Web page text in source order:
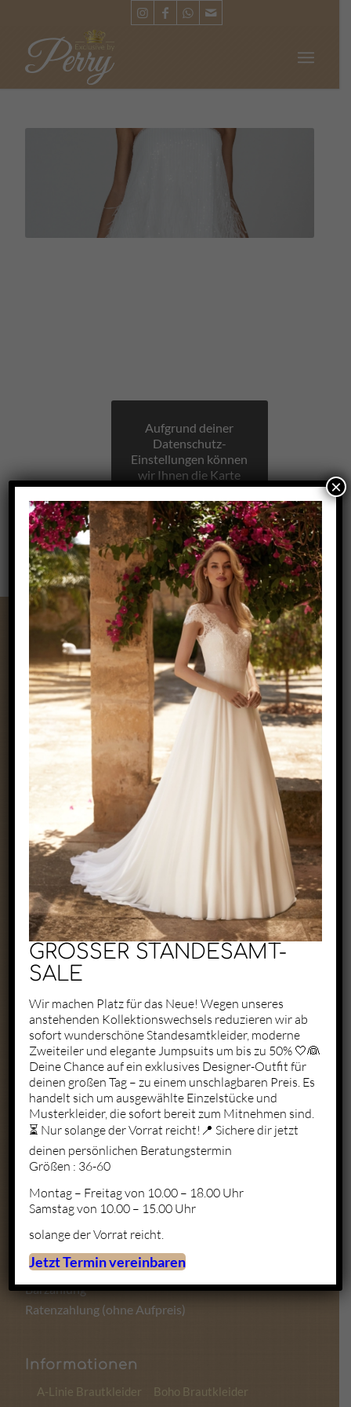
Aufgrund deiner
Datenschutz-
Einstellungen können
wir Ihnen die Karte
nicht anzeigen.
Klicken Sie hier, um
die Karte in einem
neuen Fenster zu
öffnen.
Exclusive by Perry
Zaunäckerstraße 22/2
71083 Herrenberg
+49 1523 6721684
kontakt@perry-exclusive.de
Unsere Öffungszeiten
ganz individuell nach vorherigerTerminabsprache
Mo. – Fr.: 10:00 – 19:00
Sa.: 10:00 – 18:00
So.: Geschlossen
Zahlungsmöglichkeiten
Sofortüberweisung
Barzahlung
Ratenzahlung (ohne Aufpreis)
Informationen
A-Linie Brautkleider
Boho Brautkleider
GROSSER STANDESAMT-
SALE
Wir machen Platz für das Neue! Wegen unseres
anstehenden Kollektionswechsels reduzieren wir ab
sofort wunderschöne Standesamtkleider, moderne
Zweiteiler und elegante Jumpsuits um bis zu 50% 🤍👰
Deine Chance auf ein exklusives Designer-Outfit für
deinen großen Tag – zu einem unschlagbaren Preis. Es
handelt sich um ausgewählte Einzelstücke und
Musterkleider, die sofort bereit zum Mitnehmen sind.
⏳ Nur solange der Vorrat reicht!📍 Sichere dir jetzt
deinen persönlichen Beratungstermin
Größen : 36-60
Montag – Freitag von 10.00 – 18.00 Uhr
Samstag von 10.00 – 15.00 Uhr
solange der Vorrat reicht.
Jetzt Termin vereinbaren
×